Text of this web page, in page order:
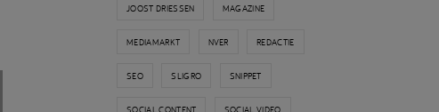
JOOST DRIESSEN MAGAZINE
MEDIAMARKT NVER REDACTIE
SEO SLIGRO SNIPPET
SOCIAL CONTENT SOCIAL VIDEO